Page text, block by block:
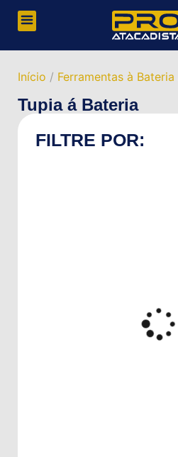
Início / Ferramentas à Bateria
Tupia á Bateria
FILTRE POR: